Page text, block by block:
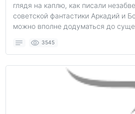
глядя на каплю, как писали
советской фантастики Аркадий и
можно вполне додуматься до
3545